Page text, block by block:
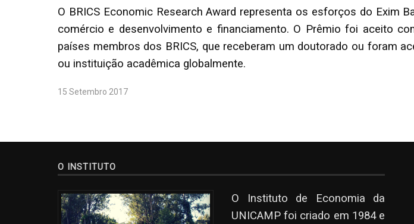
O BRICS Economic Research Award representa os esforços do Exim
comércio e desenvolvimento e financiamento. O Prêmio foi aceito
países membros dos BRICS, que receberam um doutorado ou foram
ou instituição acadêmica globalmente.
15 Setembro 2017
O INSTITUTO
O Instituto de Economia da
UNICAMP foi criado em 1984 e